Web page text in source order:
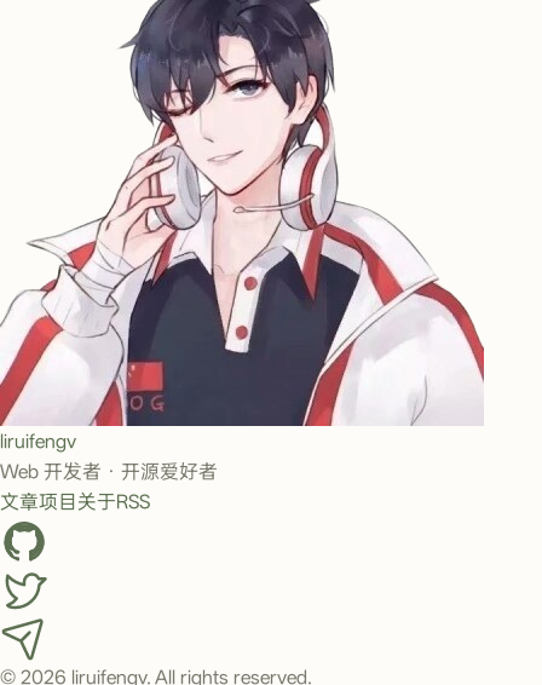
liruifengv
Web 开发者 · 开源爱好者
文章项目 关于RSS
© 2026 liruifengv. All rights reserved.